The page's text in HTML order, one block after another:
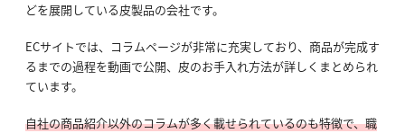
どを展開している皮製品の会社です。
ECサイトでは、コラムページが非常に充実しており、商品が完成す
るまでの過程を動画で公開、皮のお手入れ方法が詳しくまとめられ
ています。
自社の商品紹介以外のコラムが多く載せられているのも特徴で、職